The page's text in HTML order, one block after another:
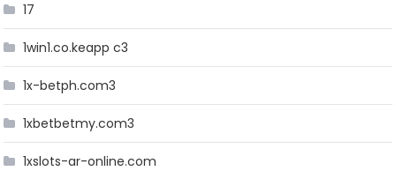
17
1win1.co.keapp c3
1x-betph.com3
1xbetbetmy.com3
1xslots-ar-online.com